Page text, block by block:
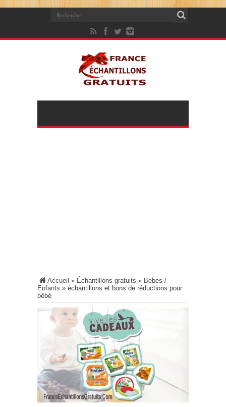
Accueil » Échantillons gratuits » Bébés /
Enfants » échantillons et bons de réductions pour
bébé